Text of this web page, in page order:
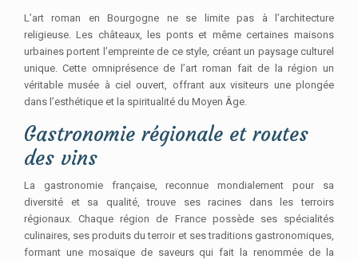
L’art roman en Bourgogne ne se limite pas à l’architecture
religieuse. Les châteaux, les ponts et même certaines maisons
urbaines portent l’empreinte de ce style, créant un paysage culturel
unique. Cette omniprésence de l’art roman fait de la région un
véritable musée à ciel ouvert, offrant aux visiteurs une plongée
dans l’esthétique et la spiritualité du Moyen Âge.
Gastronomie régionale et routes
des vins
La gastronomie française, reconnue mondialement pour sa
diversité et sa qualité, trouve ses racines dans les terroirs
régionaux. Chaque région de France possède ses spécialités
culinaires, ses produits du terroir et ses traditions gastronomiques,
formant une mosaïque de saveurs qui fait la renommée de la